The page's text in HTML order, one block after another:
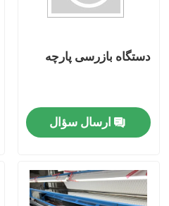
صفحه اصلی
درباره ما
دستگاه بازرسی پارچه
ارسال سؤال